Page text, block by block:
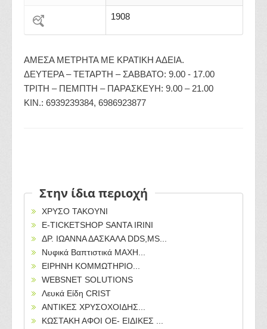
1908
ΑΜΕΣΑ ΜΕΤΡΗΤΑ ΜΕ ΚΡΑΤΙΚΗ ΑΔΕΙΑ.
ΔΕΥΤΕΡΑ – ΤΕΤΑΡΤΗ – ΣΑΒΒΑΤΟ: 9.00 - 17.00
ΤΡΙΤΗ – ΠΕΜΠΤΗ – ΠΑΡΑΣΚΕΥΗ: 9.00 – 21.00
ΚΙΝ.: 6939239384, 6986923877
Στην ίδια περιοχή
ΧΡΥΣΟ ΤΑΚΟΥΝΙ
Ε-TICKETSHOP SANTA IRINI
ΔΡ. ΙΩΑΝΝΑ ΔΑΣΚΑΛΑ DDS,MS...
Νυφικά Βαπτιστικά ΜΑΧΗ...
ΕΙΡΗΝΗ ΚΟΜΜΩΤΗΡΙΟ...
WEBSNET SOLUTIONS
Λευκά Είδη CRIST
ΑΝΤΙΚΕΣ ΧΡΥΣΟΧΟΙΔΗΣ...
ΚΩΣΤΑΚΗ ΑΦΟΙ ΟΕ- ΕΙΔΙΚΕΣ ...